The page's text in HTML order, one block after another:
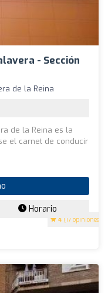
- Sección
4 (17 opiniones)
de la Reina
de la Reina es la
el carnet de conducir
Horario